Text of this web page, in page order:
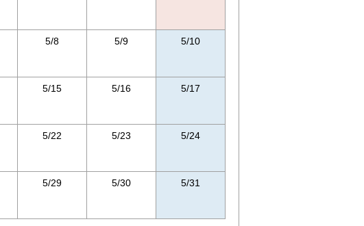
5/8 5/9 5/10
5/15 5/16 5/17
5/22 5/23 5/24
5/29 5/30 5/31